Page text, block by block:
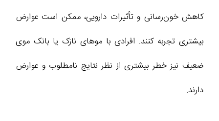
کاهش خون‌رسانی و تأثیرات دارویی، ممکن است عوارض
بیشتری تجربه کنند. افرادی با موهای نازک یا بانک موی
ضعیف نیز خطر بیشتری از نظر نتایج نامطلوب و عوارض
دارند.